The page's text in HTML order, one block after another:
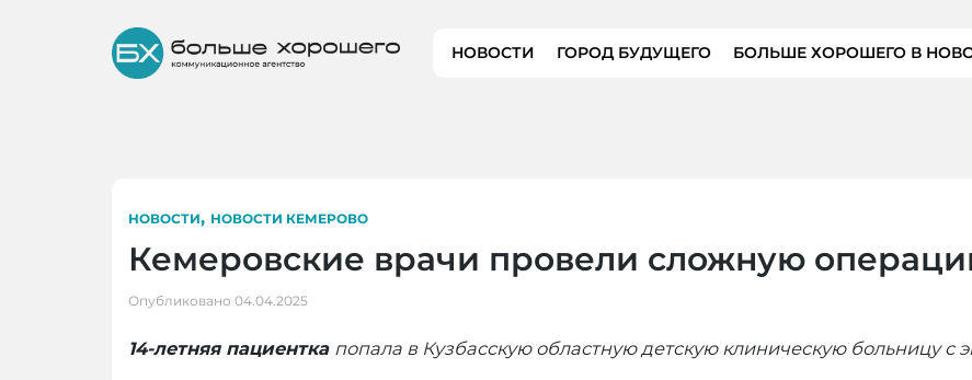
НОВОСТИ ГОРОД БУДУЩЕГО БОЛЬШЕ ХОРОШЕГО В
НОВОСТИ, НОВОСТИ КЕМЕРОВО
Кемеровские врачи провели сложную
Опубликовано 04.04.2025
14-летняя пациентка попала в Кузбасскую областную детскую клиническую больницу с